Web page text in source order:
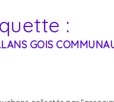
:
GOIS